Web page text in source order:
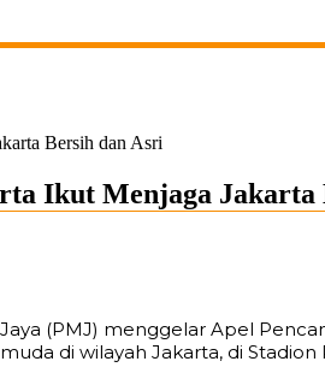
Bersih dan Asri
Ikut Menjaga Jakarta
(PMJ) menggelar Apel
di wilayah Jakarta, di Stadion